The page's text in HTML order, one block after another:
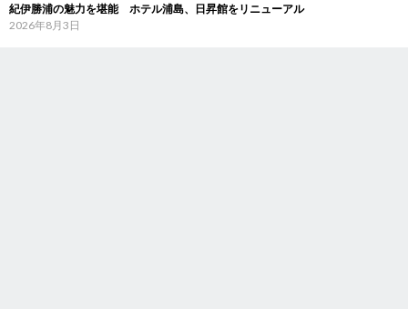
紀伊勝浦の魅力を堪能 ホテル浦島、日昇館をリニューアル
2026年8月3日